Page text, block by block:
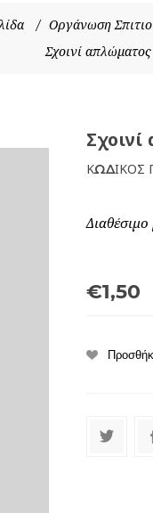
/ Οργάνωση
Σχοινί
ΚΩΔΙΚΟΣ
€1,50